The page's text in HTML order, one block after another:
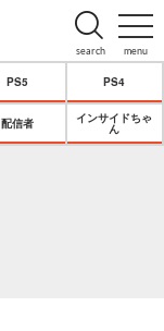
menu
search
PS5 PS4
配信者
インサイドちゃ
ん